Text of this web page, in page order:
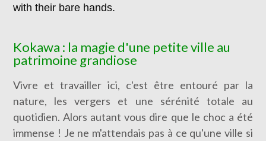
with their bare hands.
Kokawa : la magie d'une petite ville au
patrimoine grandiose
Vivre et travailler ici, c'est être entouré par la
nature, les vergers et une sérénité totale au
quotidien. Alors autant vous dire que le choc a été
immense ! Je ne m'attendais pas à ce qu'une ville si